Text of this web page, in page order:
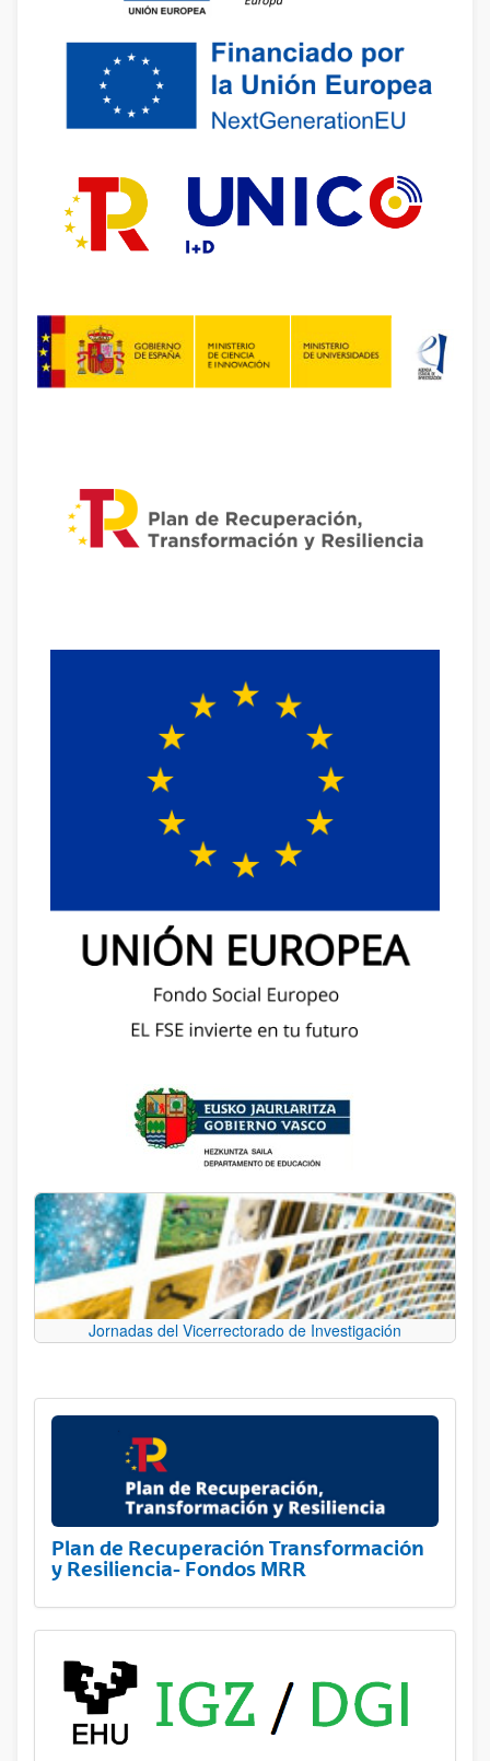
Jornadas del Vicerrectorado de Investigación
Plan de Recuperación Transformación
y Resiliencia- Fondos MRR